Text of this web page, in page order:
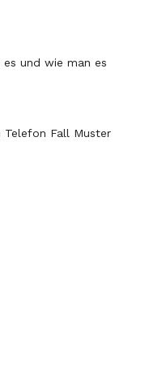
es und wie man es
Telefon Fall Muster